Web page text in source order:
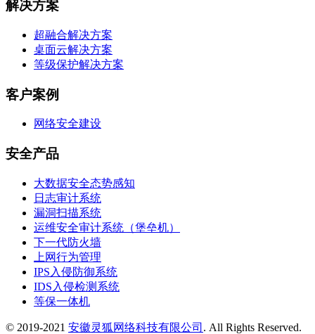
解决方案
超融合解决方案
桌面云解决方案
等级保护解决方案
客户案例
网络安全建设
安全产品
大数据安全态势感知
日志审计系统
漏洞扫描系统
运维安全审计系统（堡垒机）
下一代防火墙
上网行为管理
IPS入侵防御系统
IDS入侵检测系统
等保一体机
© 2019-2021 安徽灵狐网络科技有限公司 . All Rights Reserved.